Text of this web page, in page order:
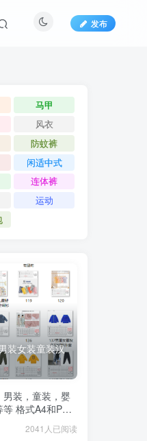
发布
马甲
风衣
防蚊裤
闲适中式
连体裤
运动
装女装童装汉
男装，童装，婴
等 格式A4和PTL
2041人已阅读